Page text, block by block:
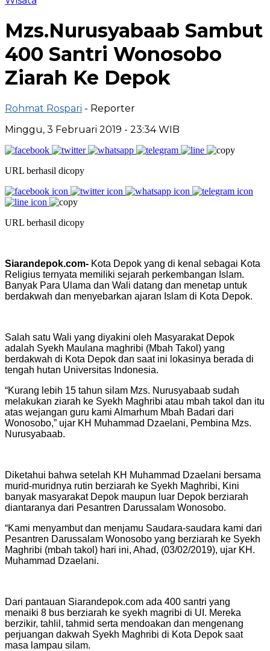
Mzs.Nurusyabaab Sambut
400 Santri Wonosobo
Ziarah Ke Depok
Rohmat Rospari - Reporter
Minggu, 3 Februari 2019 - 23:34 WIB
URL berhasil dicopy
URL berhasil dicopy
Siarandepok.com- Kota Depok yang di kenal sebagai Kota
Religius ternyata memiliki sejarah perkembangan Islam.
Banyak Para Ulama dan Wali datang dan menetap untuk
berdakwah dan menyebarkan ajaran Islam di Kota Depok.
Salah satu Wali yang diyakini oleh Masyarakat Depok
adalah Syekh Maulana maghribi (Mbah Takol) yang
berdakwah di Kota Depok dan saat ini lokasinya berada di
tengah hutan Universitas Indonesia.
“Kurang lebih 15 tahun silam Mzs. Nurusyabaab sudah
melakukan ziarah ke Syekh Maghribi atau mbah takol dan itu
atas wejangan guru kami Almarhum Mbah Badari dari
Wonosobo,” ujar KH Muhammad Dzaelani, Pembina Mzs.
Nurusyabaab.
Diketahui bahwa setelah KH Muhammad Dzaelani bersama
murid-muridnya rutin berziarah ke Syekh Maghribi, Kini
banyak masyarakat Depok maupun luar Depok berziarah
diantaranya dari Pesantren Darussalam Wonosobo.
“Kami menyambut dan menjamu Saudara-saudara kami dari
Pesantren Darussalam Wonosobo yang berziarah ke Syekh
Maghribi (mbah takol) hari ini, Ahad, (03/02/2019), ujar KH.
Muhammad Dzaelani.
Dari pantauan Siarandepok.com ada 400 santri yang
menaiki 8 bus berziarah ke syekh magribi di UI. Mereka
berzikir, tahlil, tahmid serta mendoakan dan mengenang
perjuangan dakwah Syekh Maghribi di Kota Depok saat
masa lampau silam.